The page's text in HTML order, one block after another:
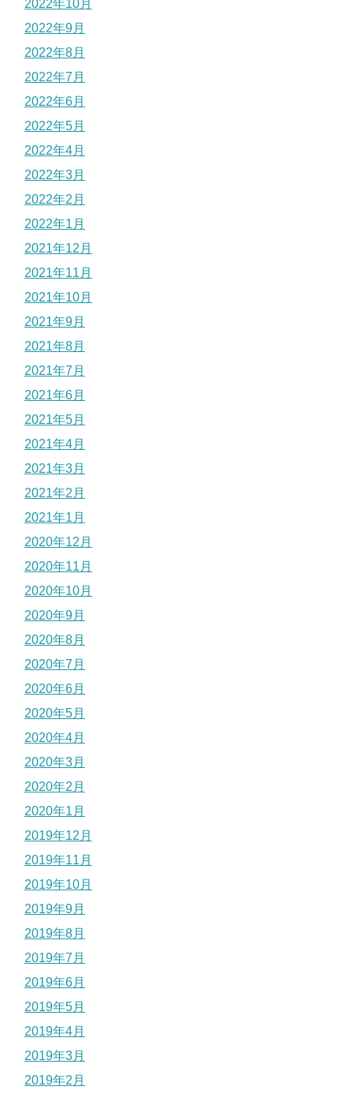
2022年10月
2022年9月
2022年8月
2022年7月
2022年6月
2022年5月
2022年4月
2022年3月
2022年2月
2022年1月
2021年12月
2021年11月
2021年10月
2021年9月
2021年8月
2021年7月
2021年6月
2021年5月
2021年4月
2021年3月
2021年2月
2021年1月
2020年12月
2020年11月
2020年10月
2020年9月
2020年8月
2020年7月
2020年6月
2020年5月
2020年4月
2020年3月
2020年2月
2020年1月
2019年12月
2019年11月
2019年10月
2019年9月
2019年8月
2019年7月
2019年6月
2019年5月
2019年4月
2019年3月
2019年2月